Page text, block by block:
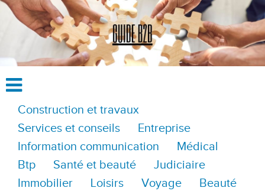
Construction et travaux
Services et conseils
Entreprise
Information communication
Médical
Btp
Santé et beauté
Judiciaire
Immobilier
Loisirs Voyage
Beauté